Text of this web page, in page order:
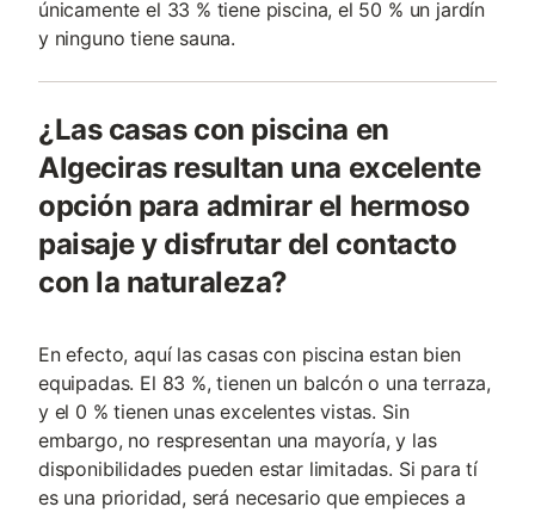
únicamente el 33 % tiene piscina, el 50 % un jardín
y ninguno tiene sauna.
¿Las casas con piscina en
Algeciras resultan una excelente
opción para admirar el hermoso
paisaje y disfrutar del contacto
con la naturaleza?
En efecto, aquí las casas con piscina estan bien
equipadas. El 83 %, tienen un balcón o una terraza,
y el 0 % tienen unas excelentes vistas. Sin
embargo, no respresentan una mayoría, y las
disponibilidades pueden estar limitadas. Si para tí
es una prioridad, será necesario que empieces a